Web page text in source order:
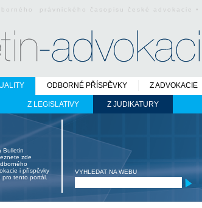
právnického časopisu české
Z LEGISLATIVY Z JUDIKATURY
ODBORNÉ PŘÍSPĚVKY Z ADVOKACIE
Bulletin
zde
i příspěvky
tento portál.
VYHLEDAT NA WEBU